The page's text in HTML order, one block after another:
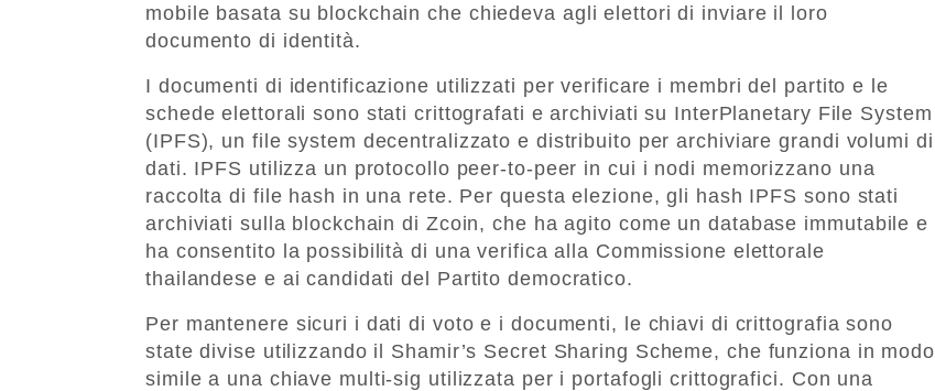
mobile basata su blockchain che chiedeva agli elettori di inviare il loro
documento di identità.
I documenti di identificazione utilizzati per verificare i membri del partito e le
schede elettorali sono stati crittografati e archiviati su InterPlanetary File System
(IPFS), un file system decentralizzato e distribuito per archiviare grandi volumi di
dati. IPFS utilizza un protocollo peer-to-peer in cui i nodi memorizzano una
raccolta di file hash in una rete. Per questa elezione, gli hash IPFS sono stati
archiviati sulla blockchain di Zcoin, che ha agito come un database immutabile e
ha consentito la possibilità di una verifica alla Commissione elettorale
thailandese e ai candidati del Partito democratico.
Per mantenere sicuri i dati di voto e i documenti, le chiavi di crittografia sono
state divise utilizzando il Shamir’s Secret Sharing Scheme, che funziona in modo
simile a una chiave multi-sig utilizzata per i portafogli crittografici. Con una